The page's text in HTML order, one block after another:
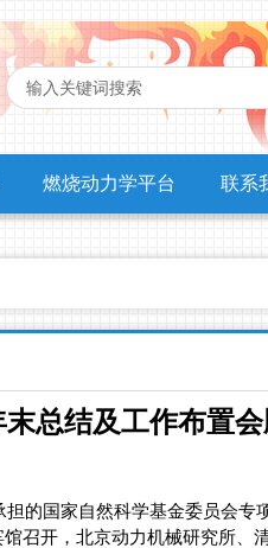
燃烧动力学平台 联系
总结及工作布置
的国家自然科学基金委员会专
召开，北京动力机械研究所、